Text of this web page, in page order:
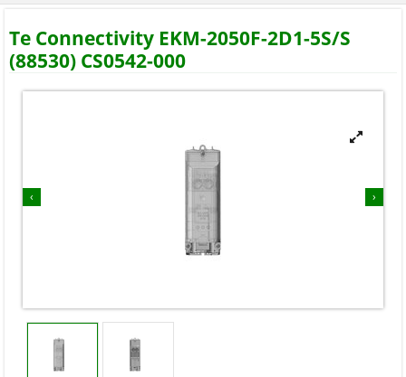
Te Connectivity EKM-2050F-2D1-5S/S
(88530) CS0542-000
‹ ›

